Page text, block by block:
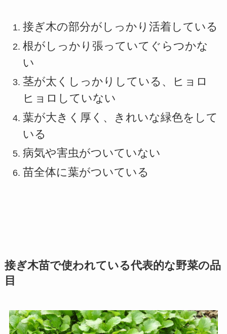
接ぎ木の部分がしっかり活着している
根がしっかり張っていてぐらつかな
い
茎が太くしっかりしている、ヒョロ
ヒョロしていない
葉が大きく厚く、きれいな緑色をして
いる
病気や害虫がついていない
苗全体に葉がついている
接ぎ木苗で使われている代表的な野菜の品
目